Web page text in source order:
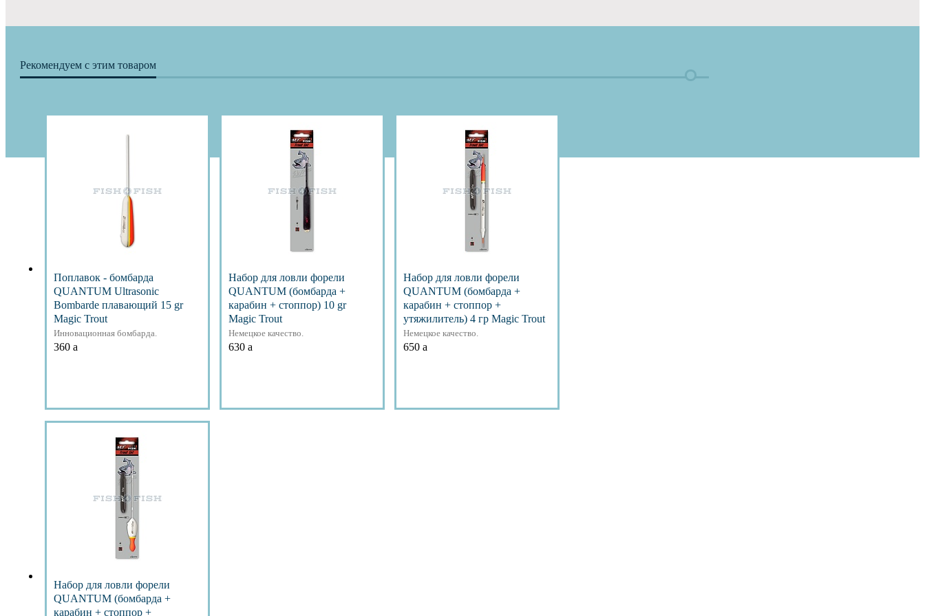
Рекомендуем с этим товаром
Поплавок - бомбарда
QUANTUM Ultrasonic
Bombarde плавающий 15 gr
Magic Trout
Инновационная бомбарда.
360 a
Подробнее
Набор для ловли форели
QUANTUM (бомбарда +
карабин + стоппор) 10 gr
Magic Trout
Немецкое качество.
630 a
Набор для ловли форели
QUANTUM (бомбарда +
карабин + стоппор +
утяжилитель) 4 гр Magic Trout
Немецкое качество.
650 a
Набор для ловли форели
QUANTUM (бомбарда +
карабин + стоппор +